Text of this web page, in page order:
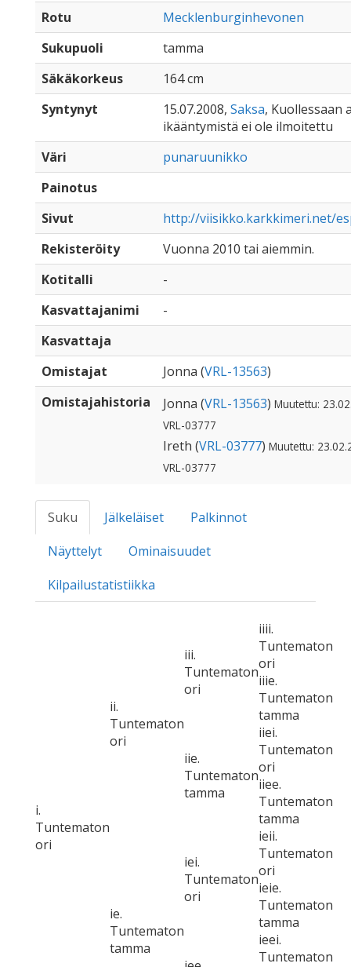
Rotu
Mecklenburginhevonen
Sukupuoli
tamma
Säkäkorkeus
164 cm
Syntynyt
15.07.2008, Saksa, Kuollessaan
ikääntymistä ei ole ilmoitettu
Väri
punaruunikko
Painotus
Sivut
http://viisikko.karkkimeri.net/
Rekisteröity
Vuonna 2010 tai aiemmin.
Kotitalli
-
Kasvattajanimi
-
Kasvattaja
Omistajat
Jonna (VRL-13563)
Omistajahistoria
Jonna (VRL-13563) Muutettu:
VRL-03777
Ireth (VRL-03777) Muutettu:
VRL-03777
Suku Jälkeläiset
Palkinnot
Näyttelyt
Ominaisuudet
Kilpailustatistiikka
i.
Tuntematon
ori
ii.
Tuntematon
ori
iii.
Tuntematon
ori
iiii.
Tuntematon
ori
iiie.
Tuntematon
tamma
iie.
Tuntematon
tamma
iiei.
Tuntematon
ori
iiee.
Tuntematon
tamma
ie.
Tuntematon
tamma
iei.
Tuntematon
ori
ieii.
Tuntematon
ori
ieie.
Tuntematon
tamma
ieei.
Tuntematon